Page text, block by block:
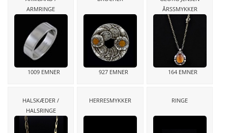
ARMRINGE
1009 EMNER 927 EMNER
ÅRSSMYKKER
164 EMNER
HALSKÆDER /
HALSRINGE
HERRESMYKKER RINGE